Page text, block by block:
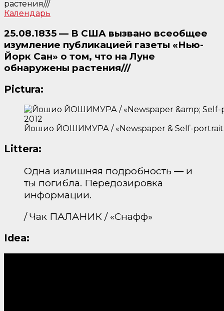
растения///
Календарь
25.08.1835 — В США вызвано всеобщее
изумление публикацией газеты «Нью-
Йорк Сан» о том, что на Луне
обнаружены растения///
Pictura:
Йошио ЙОШИМУРА / «Newspaper & Self-
Littera:
Одна излишняя подробность — и
ты погибла. Передозировка
информации.
/ Чак ПАЛАНИК / «Снафф»
Idea: